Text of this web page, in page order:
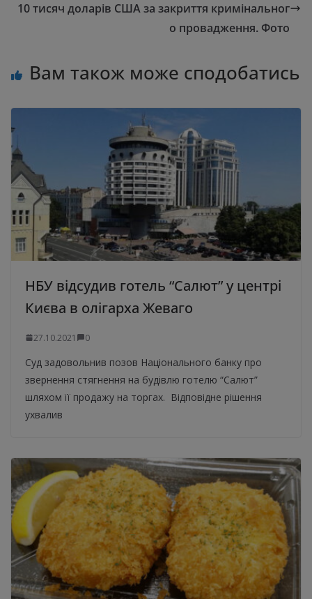
10 тисяч доларів США за закриття кримінальног
о провадження. Фото
Вам також може сподобатись
НБУ відсудив готель “Салют” у центрі
Києва в олігарха Жеваго
27.10.2021 0
Суд задовольнив позов Національного банку про
звернення стягнення на будівлю готелю “Салют”
шляхом її продажу на торгах. Відповідне рішення
ухвалив